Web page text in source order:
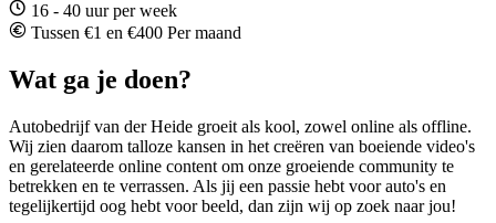
16 - 40 uur per week
Tussen €1 en €400 Per maand
Wat ga je doen?
Autobedrijf van der Heide groeit als kool, zowel online als offline.
Wij zien daarom talloze kansen in het creëren van boeiende video's
en gerelateerde online content om onze groeiende community te
betrekken en te verrassen. Als jij een passie hebt voor auto's en
tegelijkertijd oog hebt voor beeld, dan zijn wij op zoek naar jou!